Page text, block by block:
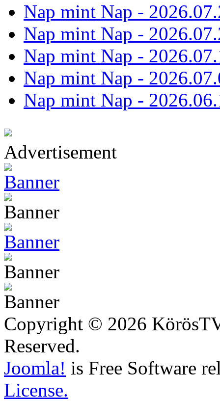
Nap mint Nap -
Nap mint Nap -
Nap mint Nap -
Nap mint Nap -
Nap mint Nap -
Advertisement
Copyright © 2026
Reserved.
Joomla! is Free Software
License.